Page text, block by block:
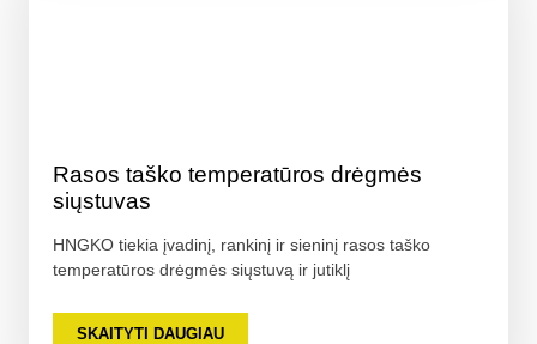
Rasos taško temperatūros drėgmės
siųstuvas
HNGKO tiekia įvadinį, rankinį ir sieninį rasos taško
temperatūros drėgmės siųstuvą ir jutiklį
SKAITYTI DAUGIAU